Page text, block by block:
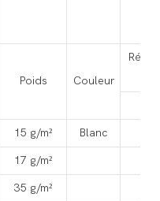
Poids Couleur
15 g/m² Blanc
17 g/m²
35 g/m²